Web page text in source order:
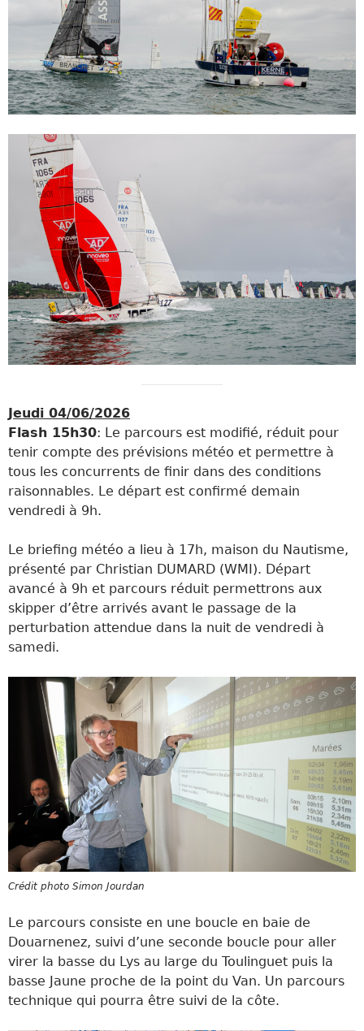
Jeudi 04/06/2026
Flash 15h30: Le parcours est modifié, réduit pour
tenir compte des prévisions météo et permettre à
tous les concurrents de finir dans des conditions
raisonnables. Le départ est confirmé demain
vendredi à 9h.
Le briefing météo a lieu à 17h, maison du Nautisme,
présenté par Christian DUMARD (WMI). Départ
avancé à 9h et parcours réduit permettrons aux
skipper d’être arrivés avant le passage de la
perturbation attendue dans la nuit de vendredi à
samedi.
Crédit photo Simon Jourdan
Le parcours consiste en une boucle en baie de
Douarnenez, suivi d’une seconde boucle pour aller
virer la basse du Lys au large du Toulinguet puis la
basse Jaune proche de la point du Van. Un parcours
technique qui pourra être suivi de la côte.